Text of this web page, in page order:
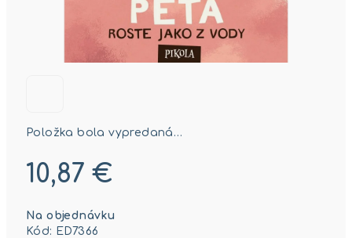
Položka bola vypredaná…
10,87 €
cena:
Na objednávku
Kód: ED7366